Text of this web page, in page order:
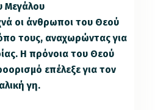
Μεγάλου
οι άνθρωποι του Θεού
τους, αναχωρώντας για
Η πρόνοια του Θεού
επέλεξε για τον
γη.